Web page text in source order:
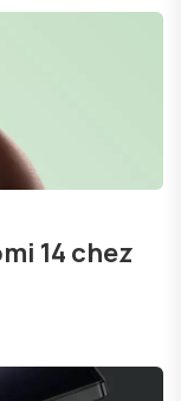
14 chez